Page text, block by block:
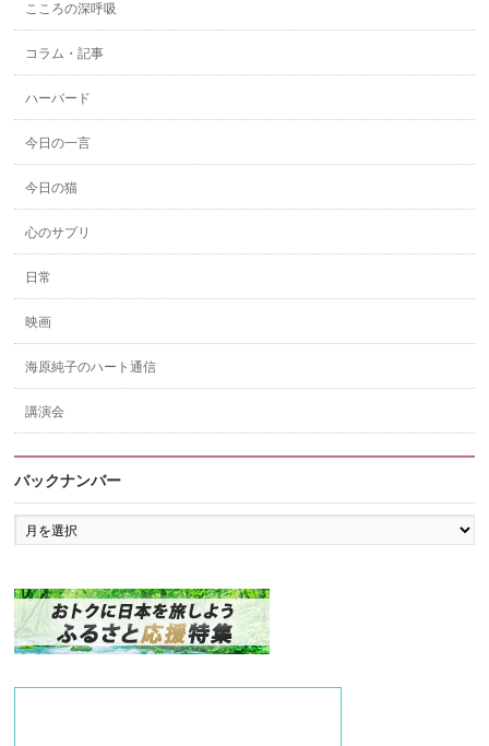
こころの深呼吸
コラム・記事
ハーバード
今日の一言
今日の猫
心のサプリ
日常
映画
海原純子のハート通信
講演会
バックナンバー
バ
ッ
ン
バ
ー